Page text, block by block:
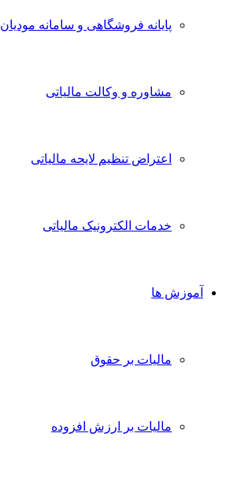
پایانه فروشگاهی و سامانه مودیان
مشاوره و وکالت مالیاتی
اعتراض تنظیم لایحه مالیاتی
خدمات الکترونیک مالیاتی
آموزش ها
مالیات بر حقوق
مالیات بر ارزش افزوده